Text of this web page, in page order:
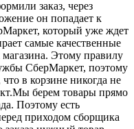
заказ, через
он попадает к
который уже ждет
самые качественные
Этому правилу
СберМаркет, поэтому
в корзине никогда не
берем товары прямо
Поэтому есть
приходом сборщика